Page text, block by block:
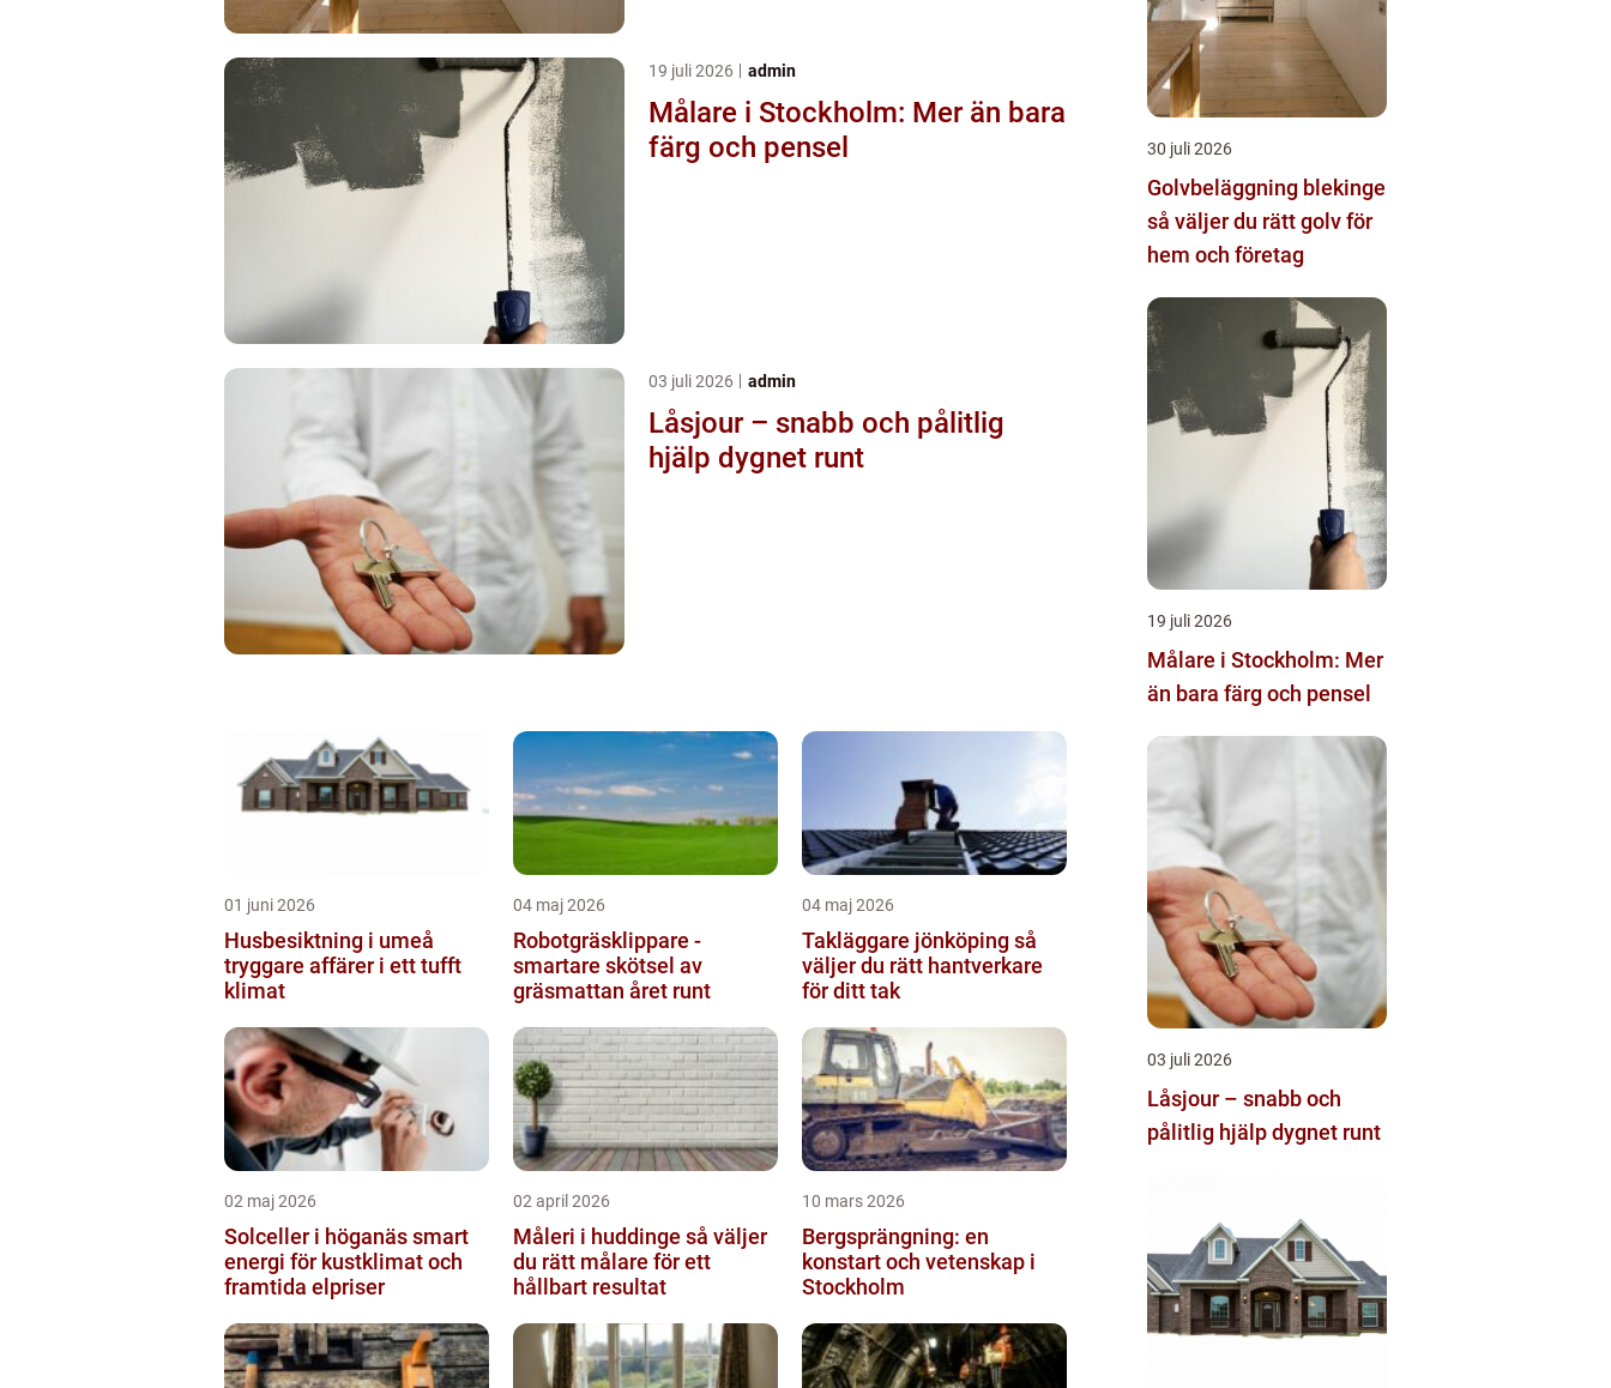
19 juli 2026 admin
Målare i Stockholm: Mer än bara
färg och pensel
03 juli 2026 admin
Låsjour – snabb och pålitlig
hjälp dygnet runt
01 juni 2026
Husbesiktning i umeå
tryggare affärer i ett tufft
klimat
04 maj 2026
Robotgräsklippare -
smartare skötsel av
gräsmattan året runt
04 maj 2026
Takläggare jönköping så
väljer du rätt hantverkare
för ditt tak
02 maj 2026
Solceller i höganäs smart
energi för kustklimat och
framtida elpriser
02 april 2026
Måleri i huddinge så väljer
du rätt målare för ett
hållbart resultat
10 mars 2026
Bergsprängning: en
konstart och vetenskap i
Stockholm
30 juli 2026
Golvbeläggning blekinge
så väljer du rätt golv för
hem och företag
19 juli 2026
Målare i Stockholm: Mer
än bara färg och pensel
03 juli 2026
Låsjour – snabb och
pålitlig hjälp dygnet runt